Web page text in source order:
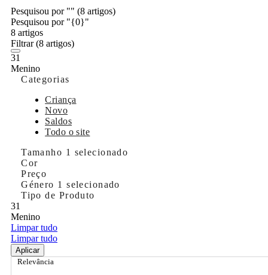
Pesquisou por "" (8 artigos)
Pesquisou por "{0}"
8 artigos
Filtrar(8 artigos)
31
Menino
Categorias
Criança
Novo
Saldos
Todo o site
Tamanho 1 selecionado
Cor
Preço
Género 1 selecionado
Tipo de Produto
31
Menino
Limpar tudo
Limpar tudo
Aplicar
Relevância